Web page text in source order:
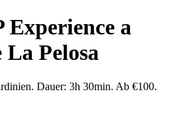
Experience a
La Pelosa
Dauer: 3h 30min. Ab €100.